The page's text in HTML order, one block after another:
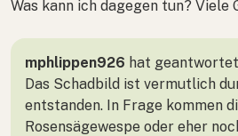
Was kann ich dagegen tun? Viele
mphlippen926 hat geantwortet
Das Schadbild ist vermutlich
entstanden. In Frage kommen
Rosensägewespe oder eher